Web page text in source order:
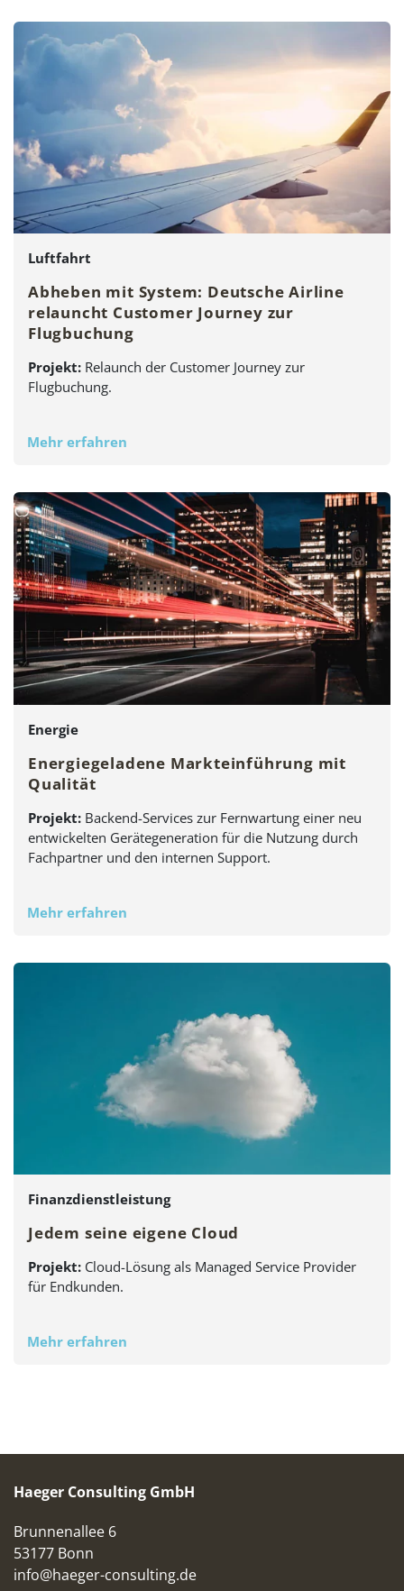
Luftfahrt
Abheben mit System: Deutsche Airline
relauncht Customer Journey zur
Flugbuchung
Projekt: Relaunch der Customer Journey zur
Flugbuchung.
Mehr erfahren
Energie
Energiegeladene Markteinführung mit
Qualität
Projekt: Backend-Services zur Fernwartung einer neu
entwickelten Gerätegeneration für die Nutzung durch
Fachpartner und den internen Support.
Mehr erfahren
Finanzdienstleistung
Jedem seine eigene Cloud
Projekt: Cloud-Lösung als Managed Service Provider
für Endkunden.
Mehr erfahren
Haeger Consulting GmbH
Brunnenallee 6
53177 Bonn
info@haeger-consulting.de